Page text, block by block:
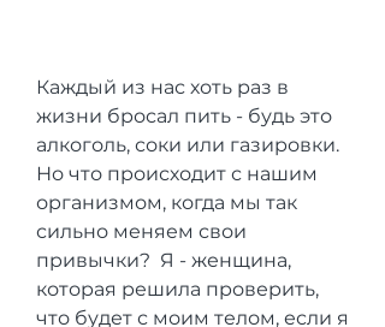
Каждый из нас хоть раз в
жизни бросал пить - будь это
алкоголь, соки или газировки.
Но что происходит с нашим
организмом, когда мы так
сильно меняем свои
привычки?  Я - женщина,
которая решила проверить,
что будет с моим телом, если я